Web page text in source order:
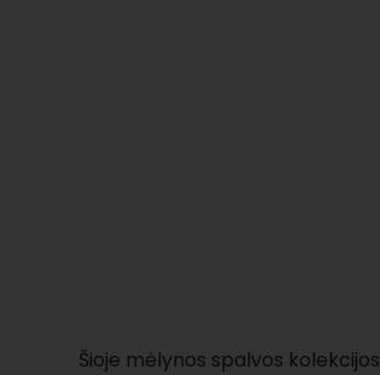
Šioje mėlynos spalvos kolekcijos